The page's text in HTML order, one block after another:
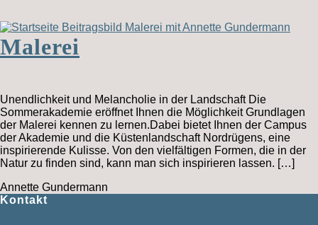
Malerei
Unendlichkeit und Melancholie in der Landschaft Die
Sommerakademie eröffnet Ihnen die Möglichkeit Grundlagen
der Malerei kennen zu lernen.Dabei bietet Ihnen der Campus
der Akademie und die Küstenlandschaft Nordrügens, eine
inspirierende Kulisse. Von den vielfältigen Formen, die in der
Natur zu finden sind, kann man sich inspirieren lassen. […]
Annette Gundermann
Kontakt